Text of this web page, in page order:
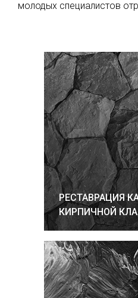
молодых специалистов
РЕСТАВРАЦИЯ
КИРПИЧНОЙ